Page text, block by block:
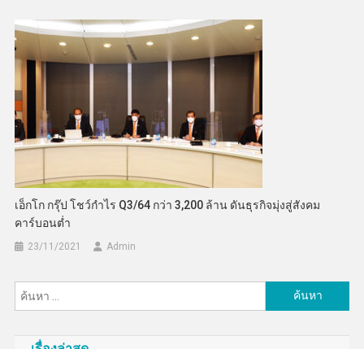
เอ็กโก กรุ๊ป โชว์กำไร Q3/64 กว่า 3,200 ล้าน ดันธุรกิจมุ่งสู่สังคม
คาร์บอนต่ำ
23/11/2021 Admin
สำหรับ: